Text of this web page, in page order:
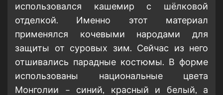
использовался кашемир с шёлковой
отделкой. Именно этот материал
применялся кочевыми народами для
защиты от суровых зим. Сейчас из него
отшивались парадные костюмы. В форме
использованы национальные цвета
Монголии – синий, красный и белый, а